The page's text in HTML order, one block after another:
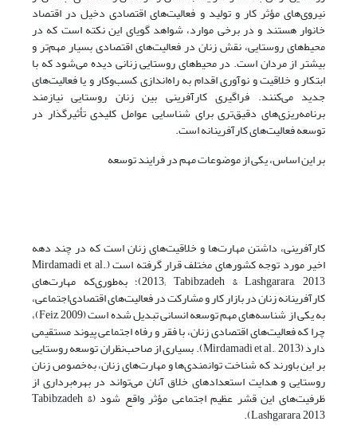
نیروی‌های مؤثر کار و تولید و فعالیت‌های اقتصادی دخیل در اقتصاد
خانوار هستند و در برخی موارد، شواهد گویای این نکته است که در
محیط‌های روستایی، نقش زنان در فعالیت‌های اقتصادی بسیار مهم‌تر و
بیشتر از مردان است. در محیط‌های روستایی زنانی دیده می‌شود که با
ابتکار و خلاقیت و نوآوری اقدام به راه‌اندازی کسب‌وکار و یا فعالیت‌های
جدید می‌کنند. فراگیری کارآفرینی بین زنان روستایی نیازمند
برنامه‌ریزی‌های دقیق‌تری برای شناسایی عوامل کلیدی تأثیرگذار در
توسعه فعالیت‌های کارآفرینانه است.
بر این اساس، یکی از موضوعات مهم در فرایند توسعه
کارآفرینی، داشتن مهارت‌ها و خلاقیت‌های زنان است که در چند دهه
اخیر مورد توجه کشورهای مختلف قرار گرفته است (Mirdamadi et al.,
2013; Tabibzadeh & Lashgarara, 2013)؛ به‌طوری‌که مهارت‌های
کارآفرینانه زنان در بازار کار و مشارکت در فعالیت‌های اقتصادی‌اجتماعی،
به یکی از شناسه‌های مهم توسعه انسانی تبدیل شده است (Feiz, 2009)،
چرا که فعالیت‌های اقتصادی زنان، با فقر و رفاه اجتماعی پیوند مستقیمی
دارد (Mirdamadi et al., 2013). بسیاری از صاحب‌نظران توسعه روستایی
بر این باورند که شناخت توانمندی‌ها و مهارت‌های زنان، به‌خصوص زنان
روستایی و هدایت استعدادهای خلاق آنان می‌تواند در بهره‌برداری از
ظرفیت‌های این قشر عظیم اجتماعی مؤثر واقع شود (Tabibzadeh &
Lashgarara, 2013).